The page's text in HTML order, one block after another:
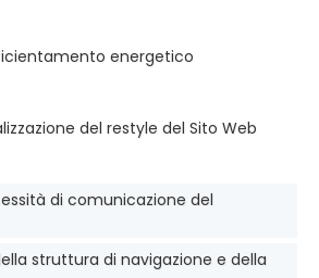
energetico
del restyle del Sito Web
di comunicazione del
struttura di navigazione e della